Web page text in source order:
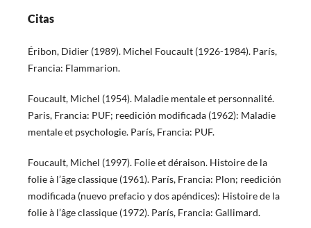
Citas
Éribon, Didier (1989). Michel Foucault (1926-1984). París,
Francia: Flammarion.
Foucault, Michel (1954). Maladie mentale et personnalité.
Paris, Francia: PUF; reedición modificada (1962): Maladie
mentale et psychologie. París, Francia: PUF.
Foucault, Michel (1997). Folie et déraison. Histoire de la
folie à l’âge classique (1961). París, Francia: Plon; reedición
modificada (nuevo prefacio y dos apéndices): Histoire de la
folie à l’âge classique (1972). París, Francia: Gallimard.